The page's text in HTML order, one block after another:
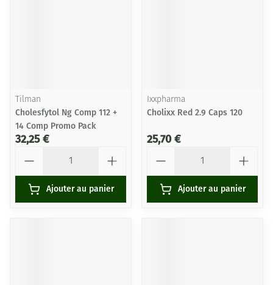
Tilman
Cholesfytol Ng Comp 112 +
14 Comp Promo Pack
32,25 €
Ajouter au panier
Ixxpharma
Cholixx Red 2.9 Caps 120
25,70 €
Ajouter au panier